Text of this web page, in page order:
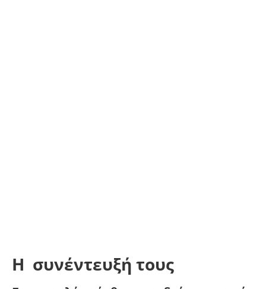
Η συνέντευξή τους